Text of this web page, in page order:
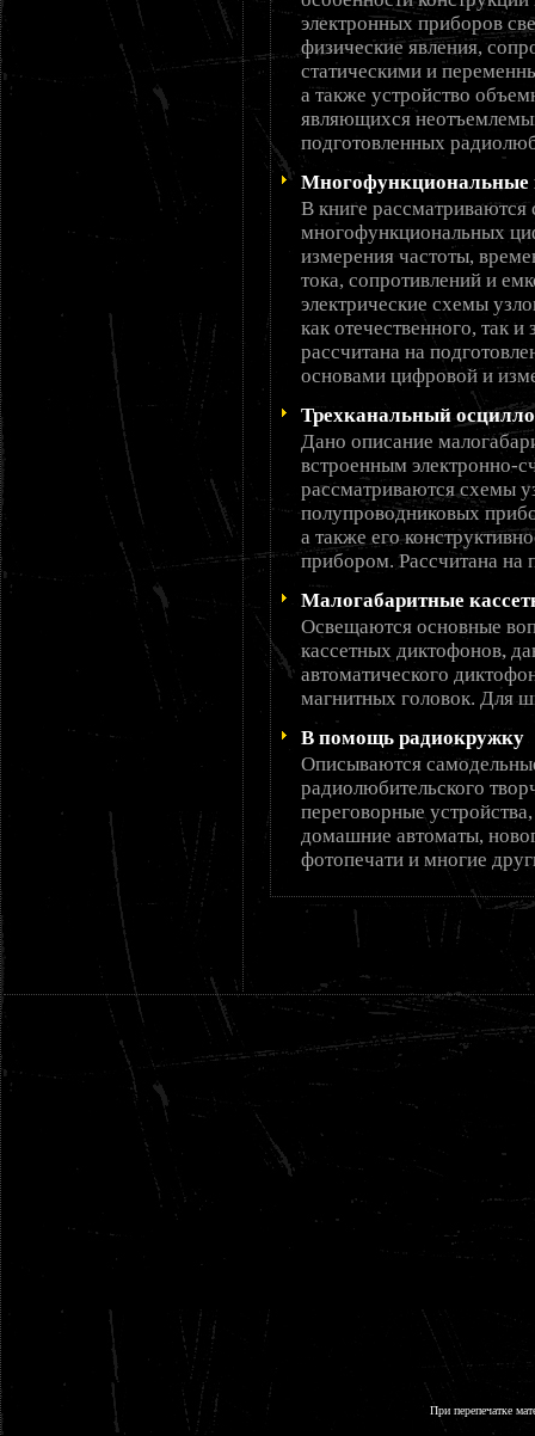
электронных приборов
физические явления,
статическими и
а также устройство
являющихся
подготовленных
Многофункциональные
В книге
многофункциональных
измерения частоты,
тока, сопротивлений и
электрические схемы
как отечественного, так
рассчитана на
основами цифровой и
Трехканальный
Дано описание
встроенным электронно-
рассматриваются схемы
полупроводниковых
а также его
прибором. Рассчитана на
Малогабаритные
Освещаются основные
кассетных диктофонов,
автоматического
магнитных головок. Для
В помощь радиокружку
Описываются
радиолюбительского
переговорные
домашние автоматы,
фотопечати и многие
При перепечатке